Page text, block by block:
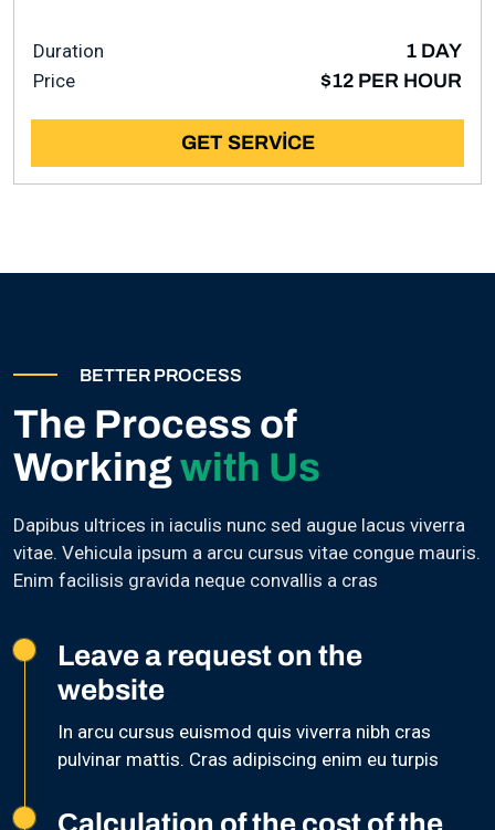
Duration
1 DAY
Price
$12 PER HOUR
GET SERVICE
BETTER PROCESS
The Process of
Workingwith Us
Dapibus ultrices in iaculis nunc sed augue lacus viverra
vitae. Vehicula ipsum a arcu cursus vitae congue mauris.
Enim facilisis gravida neque convallis a cras
Leave a request on the
website
In arcu cursus euismod quis viverra nibh cras
pulvinar mattis. Cras adipiscing enim eu turpis
Сalculation of the cost of the